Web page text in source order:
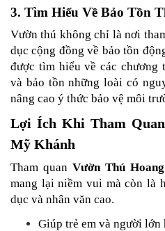
3. Tìm Hiểu Về Bảo Tồn
Vườn thú không chỉ là nơi
dục cộng đồng về bảo tồn
được tìm hiểu về các chương
và bảo tồn những loài có
nâng cao ý thức bảo vệ môi
Lợi Ích Khi Tham
Mỹ Khánh
Tham quan Vườn Thú
mang lại niềm vui mà còn là
dục và nhân văn cao.
Giúp trẻ em và người